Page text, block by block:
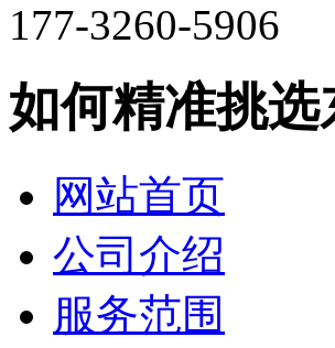
177-3260-5906
如何精准挑
网站首页
公司介绍
服务范围